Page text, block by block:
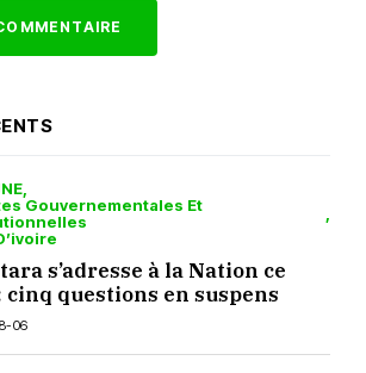
Gouvernementales Et
s’adresse à la Nation ce
cinq questions en suspens
06